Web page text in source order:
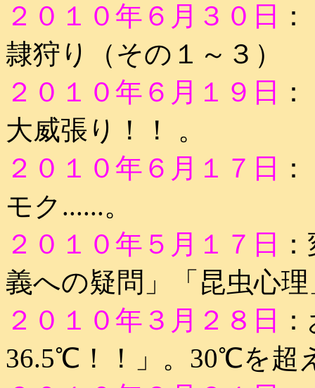
２０１０年６月３０日
隷狩り（その１～３）
２０１０年６月１９日
大威張り！！ 。
２０１０年６月１７日
モク......。
２０１０年５月１７日
義への疑問」「昆虫心
２０１０年３月２８日
36.5℃！！」。30℃を超